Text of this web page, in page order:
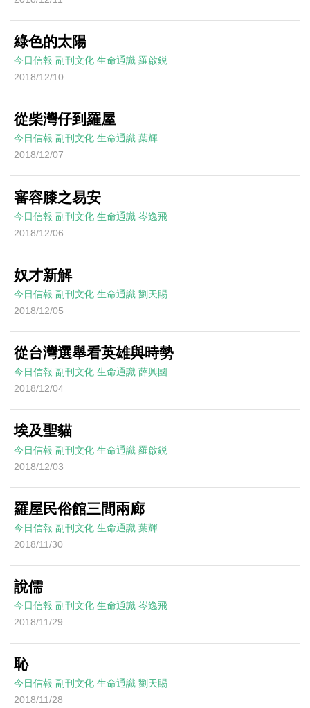
綠色的太陽
今日信報 副刊文化 生命通識 羅啟鋭
2018/12/10
從柴灣仔到羅屋
今日信報 副刊文化 生命通識 葉輝
2018/12/07
審容膝之易安
今日信報 副刊文化 生命通識 岑逸飛
2018/12/06
奴才新解
今日信報 副刊文化 生命通識 劉天賜
2018/12/05
從台灣選舉看英雄與時勢
今日信報 副刊文化 生命通識 薛興國
2018/12/04
埃及聖貓
今日信報 副刊文化 生命通識 羅啟鋭
2018/12/03
羅屋民俗館三間兩廊
今日信報 副刊文化 生命通識 葉輝
2018/11/30
說儒
今日信報 副刊文化 生命通識 岑逸飛
2018/11/29
恥
今日信報 副刊文化 生命通識 劉天賜
2018/11/28